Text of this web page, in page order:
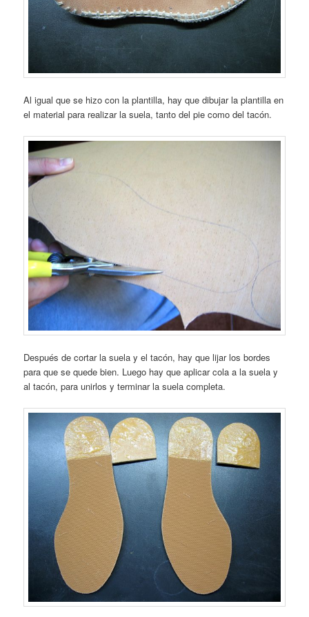
Al igual que se hizo con la plantilla, hay que dibujar la plantilla en
el material para realizar la suela, tanto del pie como del tacón.
Después de cortar la suela y el tacón, hay que lijar los bordes
para que se quede bien. Luego hay que aplicar cola a la suela y
al tacón, para unirlos y terminar la suela completa.